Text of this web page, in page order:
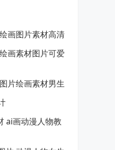
画图片素材高清
画素材图片可爱
片绘画素材男生
ai画动漫人物教